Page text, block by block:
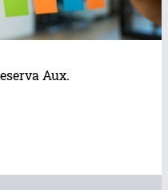
Aux.